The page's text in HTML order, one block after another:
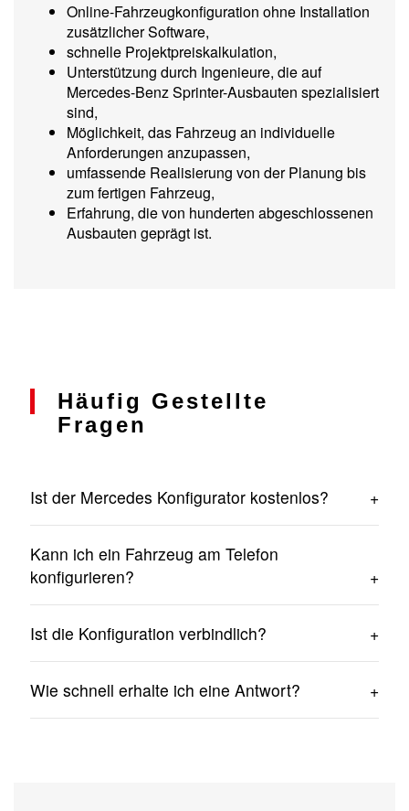
Online-Fahrzeugkonfiguration ohne Installation
zusätzlicher Software,
schnelle Projektpreiskalkulation,
Unterstützung durch Ingenieure, die auf
Mercedes-Benz Sprinter-Ausbauten spezialisiert
sind,
Möglichkeit, das Fahrzeug an individuelle
Anforderungen anzupassen,
umfassende Realisierung von der Planung bis
zum fertigen Fahrzeug,
Erfahrung, die von hunderten abgeschlossenen
Ausbauten geprägt ist.
Häufig Gestellte
Fragen
Ist der Mercedes Konfigurator kostenlos?
Ja. Die Erstellung einer Konfiguration und die
Übermittlung einer Anfrage sind kostenlos.
Kann ich ein Fahrzeug am Telefon
konfigurieren?
Ja. Der Mercedes Sprinter Konfigurator funktioniert
auf Computern, Tablets und Smartphones.
Ist die Konfiguration verbindlich?
Nein. Die Konfiguration bildet die Grundlage für die
Beratung.
Wie schnell erhalte ich eine Antwort?